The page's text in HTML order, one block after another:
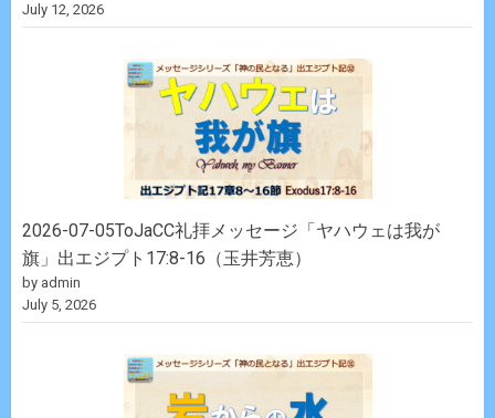
July 12, 2026
2026-07-05ToJaCC礼拝メッセージ「ヤハウェは我が
旗」出エジプト17:8-16（玉井芳恵）
by admin
July 5, 2026